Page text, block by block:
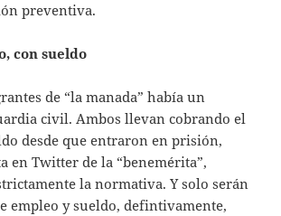
preventiva.
con sueldo
de “la manada” había un
civil. Ambos llevan cobrando el
desde que entraron en prisión,
en Twitter de la “benemérita”,
la normativa. Y solo serán
empleo y sueldo, defintivamente,